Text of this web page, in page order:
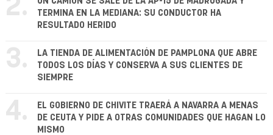
2.
TERMINA EN LA MEDIANA: SU CONDUCTOR HA
RESULTADO HERIDO
3.
LA TIENDA DE ALIMENTACIÓN DE PAMPLONA QUE ABRE
TODOS LOS DÍAS Y CONSERVA A SUS CLIENTES DE
SIEMPRE
4.
EL GOBIERNO DE CHIVITE TRAERÁ A NAVARRA A MENAS
DE CEUTA Y PIDE A OTRAS COMUNIDADES QUE HAGAN LO
MISMO